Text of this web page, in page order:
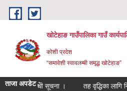
Skip to main content
खोटेहाङ गाउँपालिका गाउँ
कोशी प्रदेश
“समावेशी स्वावलम्बी समृद्ध खोटेहाङ”
ताजा अपडेट :
हुने सम्बन्धी सूचना । तह वृद्धिका लागि